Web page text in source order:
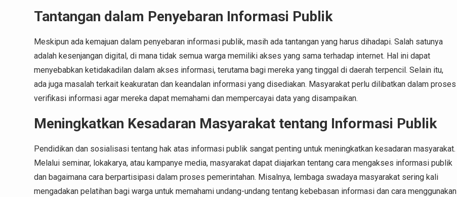
Tantangan dalam Penyebaran Informasi Publik
Meskipun ada kemajuan dalam penyebaran informasi publik, masih ada tantangan yang harus dihadapi. Salah satunya
adalah kesenjangan digital, di mana tidak semua warga memiliki akses yang sama terhadap internet. Hal ini dapat
menyebabkan ketidakadilan dalam akses informasi, terutama bagi mereka yang tinggal di daerah terpencil. Selain itu,
ada juga masalah terkait keakuratan dan keandalan informasi yang disediakan. Masyarakat perlu dilibatkan dalam proses
verifikasi informasi agar mereka dapat memahami dan mempercayai data yang disampaikan.
Meningkatkan Kesadaran Masyarakat tentang Informasi Publik
Pendidikan dan sosialisasi tentang hak atas informasi publik sangat penting untuk meningkatkan kesadaran masyarakat.
Melalui seminar, lokakarya, atau kampanye media, masyarakat dapat diajarkan tentang cara mengakses informasi publik
dan bagaimana cara berpartisipasi dalam proses pemerintahan. Misalnya, lembaga swadaya masyarakat sering kali
mengadakan pelatihan bagi warga untuk memahami undang-undang tentang kebebasan informasi dan cara menggunakan